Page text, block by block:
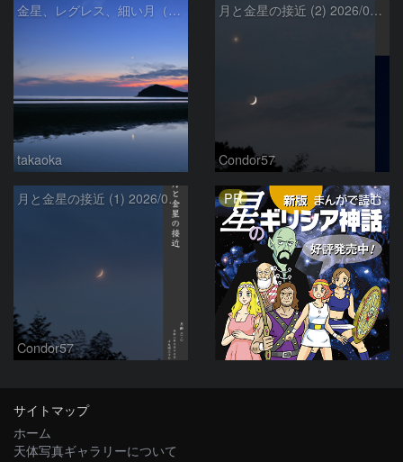
金星、レグレス、細い月（７月１６日）
takaoka
月と金星の接近 (2) 2026/07/17
Condor57
月と金星の接近 (1) 2026/07/17
Condor57
PR
サイトマップ
ホーム
天体写真ギャラリーについて